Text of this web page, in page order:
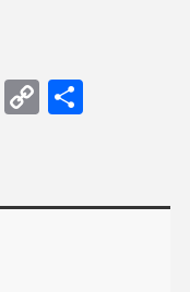
Email
Copy
Link